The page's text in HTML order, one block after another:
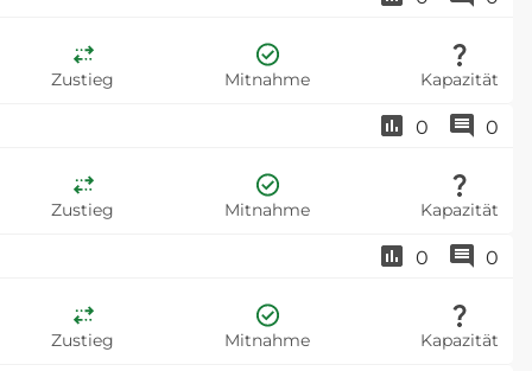
Zustieg
Mitnahme Kapazität
0 0
Zustieg
Mitnahme Kapazität
0 0
Zustieg
Mitnahme Kapazität